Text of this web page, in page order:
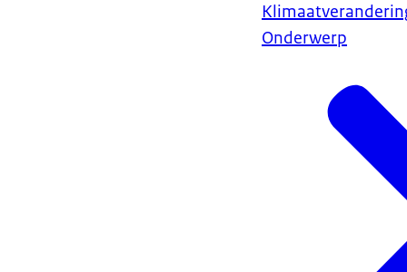
Onderwerp